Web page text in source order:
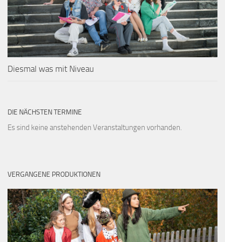
Diesmal was mit Niveau
DIE NÄCHSTEN TERMINE
Es sind keine anstehenden Veranstaltungen vorhanden.
VERGANGENE PRODUKTIONEN